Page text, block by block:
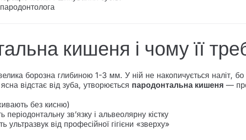
кишеня і чому її
борозна глибиною 1-3 мм. У ній не накопичується наліт, бо
відстає від зуба, утворюється пародонтальна кишеня —
без кисню)
періодонтальну зв’язку і альвеолярну кістку
ультразвук від професійної гігієни «зверху»